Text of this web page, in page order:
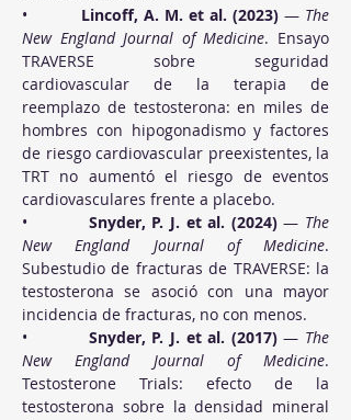
• Lincoff, A. M. et al. (2023) — The
New England Journal of Medicine. Ensayo
TRAVERSE sobre seguridad
cardiovascular de la terapia de
reemplazo de testosterona: en miles de
hombres con hipogonadismo y factores
de riesgo cardiovascular preexistentes, la
TRT no aumentó el riesgo de eventos
cardiovasculares frente a placebo.
• Snyder, P. J. et al. (2024) — The
New England Journal of Medicine.
Subestudio de fracturas de TRAVERSE: la
testosterona se asoció con una mayor
incidencia de fracturas, no con menos.
• Snyder, P. J. et al. (2017) — The
New England Journal of Medicine.
Testosterone Trials: efecto de la
testosterona sobre la densidad mineral